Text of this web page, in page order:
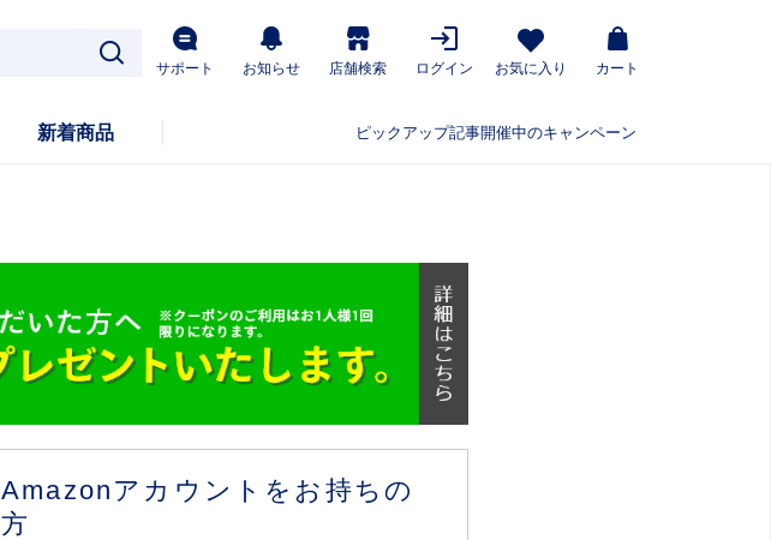
サポート お知らせ 店舗検索 ログイン お気に入り カート
新着商品 ピックアップ記事開催中のキャンペーン
Amazonアカウントをお持ちの
方